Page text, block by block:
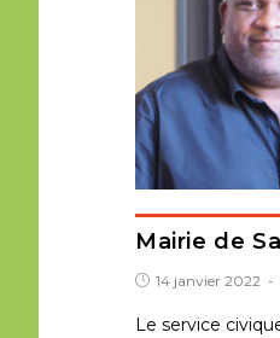
Mairie de
14 janvier 2022
Le service